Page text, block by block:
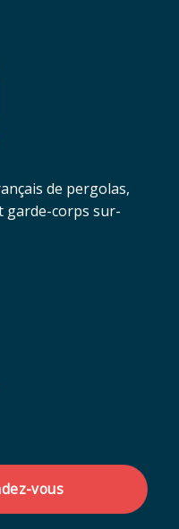
de pergolas,
garde-corps sur-
vous